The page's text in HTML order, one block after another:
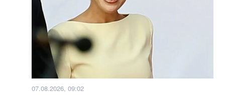
07.08.2026, 09:02